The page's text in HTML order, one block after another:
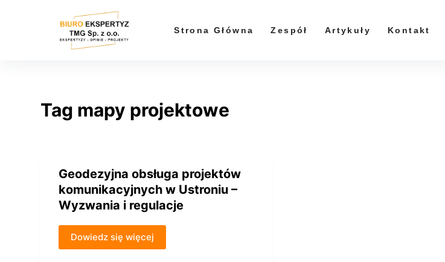
Strona Główna Zespół Artykuły Kontakt
Tag mapy projektowe
Geodezyjna obsługa projektów
komunikacyjnych w Ustroniu –
Wyzwania i regulacje
Dowiedz się więcej